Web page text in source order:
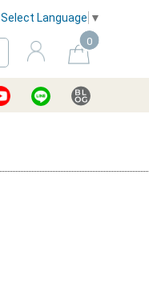
Select Language ▼
0